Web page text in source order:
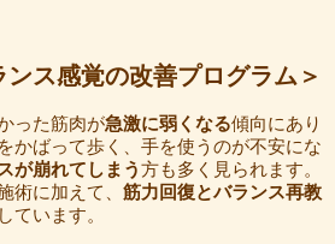
ンス感覚の改善プログラム＞
った筋肉が急激に弱くなる傾向にあり
かばって歩く、手を使うのが不安にな
が崩れてしまう方も多く見られます。
術に加えて、 筋力回復とバランス再教
ています。